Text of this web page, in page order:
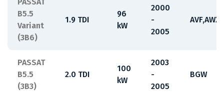
B5.5
Variant
(3B6)
1.9 TDI
96
kW
2000
-
2005
AVF,AWX
PASSAT
B5.5
(3B3)
2.0 TDI
100
kW
2003
-
2005
BGW